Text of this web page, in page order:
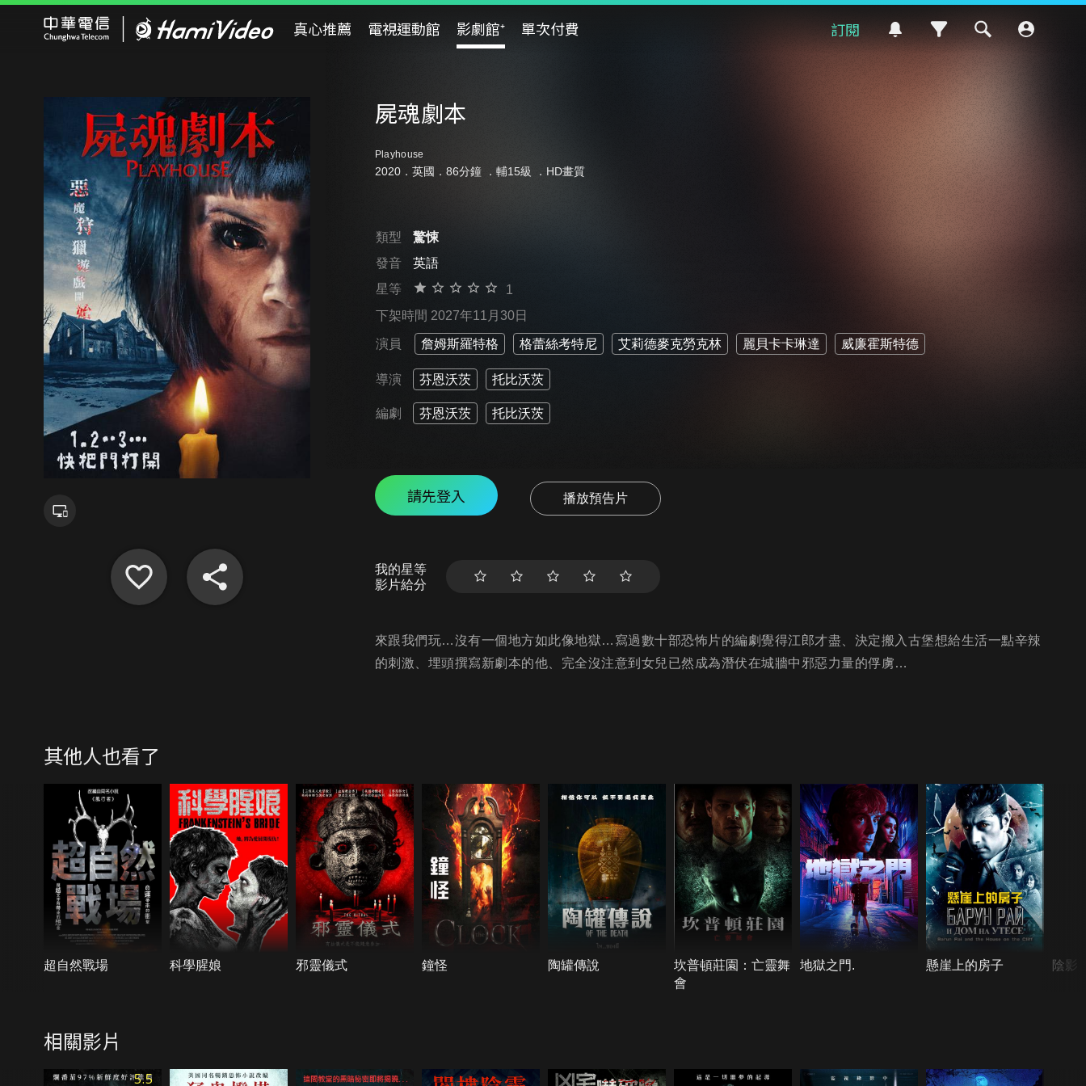
真心推薦 電視運動館 影劇館⁺ 單次付費 訂閱
屍魂劇本
Playhouse
2020．英國．86分鐘 ． 輔15級 ．HD畫質
類型
驚悚
發音
英語
星等
1
下架時間 2027年11月30日
演員 詹姆斯羅特格 格蕾絲考特尼 艾莉德麥克勞克林 麗貝卡卡琳達 威廉霍斯特德
導演 芬恩沃茨 托比沃茨
編劇 芬恩沃茨 托比沃茨
請先登入 播放預告片
我的星等
影片給分
來跟我們玩…沒有一個地方如此像地獄…寫過數十部恐怖片的編劇覺得江郎才盡、決定搬入古堡想給生活一點辛辣
的刺激、埋頭撰寫新劇本的他、完全沒注意到女兒已然成為潛伏在城牆中邪惡力量的俘虜…
其他人也看了
超自然戰場 科學腥娘 邪靈儀式 鐘怪 陶罐傳說
坎普頓莊園：亡靈舞
會
地獄之門. 懸崖上的房子 陰影
相關影片
5.5